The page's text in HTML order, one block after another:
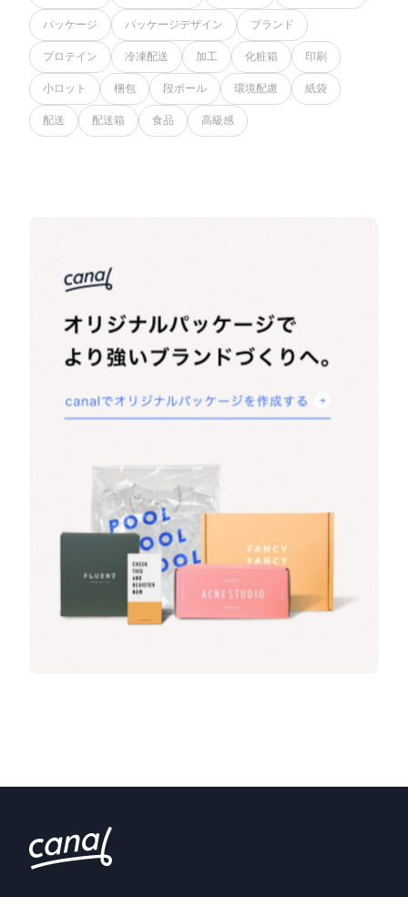
パッケージ パッケージデザイン ブランド
プロテイン 冷凍配送 加工 化粧箱 印刷
小ロット 梱包 段ボール 環境配慮 紙袋
配送 配送箱 食品 高級感